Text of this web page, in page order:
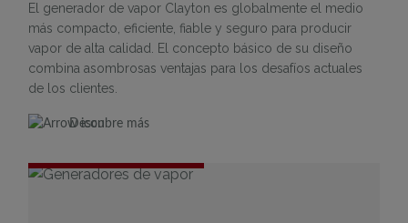
El generador de vapor Clayton es globalmente el medio
más compacto, eficiente, fiable y seguro para producir
vapor de alta calidad. El concepto básico de su diseño
combina asombrosas ventajas para los desafíos actuales
de los clientes.
Descubre más